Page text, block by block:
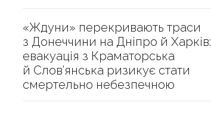
«Ждуни» перекривають траси
з Донеччини на Дніпро й Харків:
евакуація з Краматорська
й Слов’янська ризикує стати
смертельно небезпечною